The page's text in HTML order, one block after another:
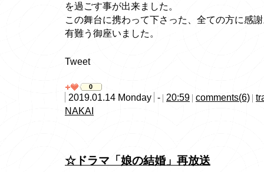
を過ごす事が出来ました。
この舞台に携わって下さった、全ての方に感
有難う御座いました。
Tweet
0
2019.01.14 Monday - 20:59 comments(6)
NAKAI
☆ドラマ「娘の結婚」再放送